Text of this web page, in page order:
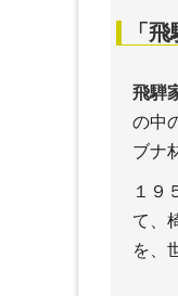
「
飛騨
の中
ブナ
１９
て、
を、